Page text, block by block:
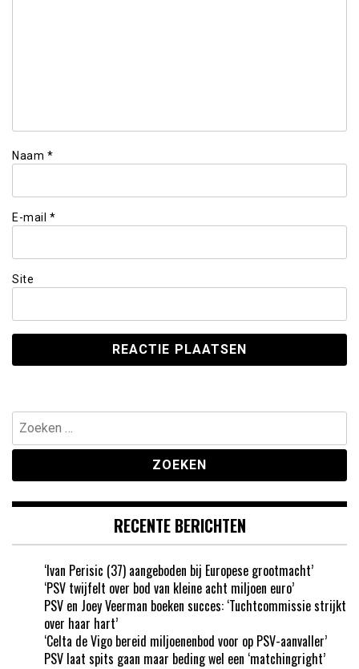
Naam *
E-mail *
Site
Zoeken
naar:
RECENTE BERICHTEN
‘Ivan Perisic (37) aangeboden bij Europese grootmacht’
‘PSV twijfelt over bod van kleine acht miljoen euro’
PSV en Joey Veerman boeken succes: ‘Tuchtcommissie strijkt
over haar hart’
‘Celta de Vigo bereid miljoenenbod voor op PSV-aanvaller’
PSV laat spits gaan maar beding wel een ‘matchingright’